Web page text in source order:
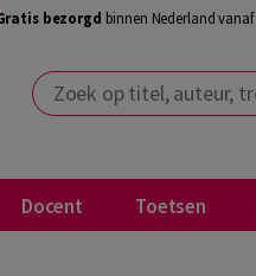
bezorgd binnen Nederland vanaf
Zoek op titel, auteur,
Docent Toetsen